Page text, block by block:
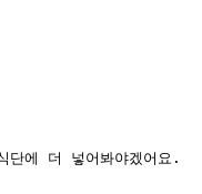
단에 더 넣어봐야겠어요.